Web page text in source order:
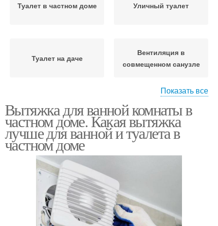
Туалет в частном доме Уличный туалет
Туалет на даче
Вентиляция в
совмещенном санузле
комнате
Показать все
Вытяжка для ванной комнаты в
частном доме. Какая вытяжка
лучше для ванной и туалета в
частном доме